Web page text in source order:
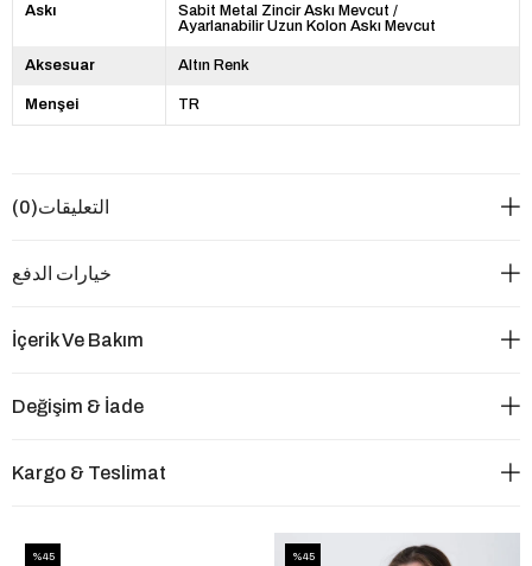
Askı
Sabit Metal Zincir Askı Mevcut /
Ayarlanabilir Uzun Kolon Askı Mevcut
Aksesuar Altın Renk
Menşei TR
التعليقات(0)
خيارات الدفع
İçerik Ve Bakım
Değişim & İade
Kargo & Teslimat
%45 %45